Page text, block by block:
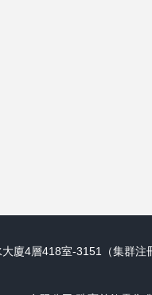
廈4層418室-3151（集群注